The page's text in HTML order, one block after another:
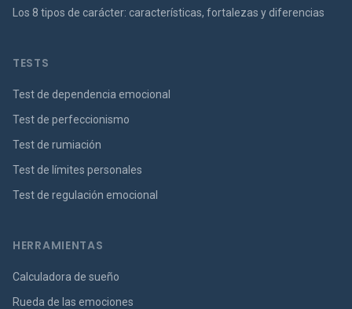
Los 8 tipos de carácter: características, fortalezas y diferencias
TESTS
Test de dependencia emocional
Test de perfeccionismo
Test de rumiación
Test de límites personales
Test de regulación emocional
HERRAMIENTAS
Calculadora de sueño
Rueda de las emociones